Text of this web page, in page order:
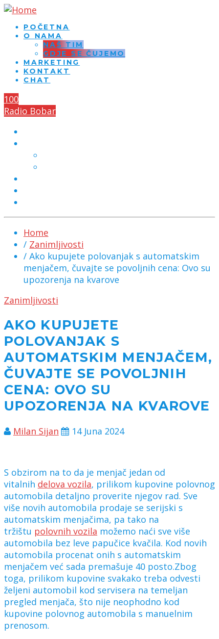
POČETNA
O NAMA
NAŠ TIM
GDJE SE ČUJEMO
MARKETING
KONTAKT
CHAT
100
Radio Bobar
Home
/ Zanimljivosti
/ Ako kupujete polovanjak s automatskim
menjačem, čuvajte se povoljnih cena: Ovo su
upozorenja na kvarove
Zanimljivosti
AKO KUPUJETE
POLOVANJAK S
AUTOMATSKIM MENJAČEM,
ČUVAJTE SE POVOLJNIH
CENA: OVO SU
UPOZORENJA NA KVAROVE
Milan Sijan 14 Juna 2024
S obzirom na to da je menjač jedan od
vitalnih delova vozila, prilikom kupovine polovnog
automobila detaljno proverite njegov rad. Sve
više novih automobila prodaje se serijski s
automatskim menjačima, pa tako na
tržištu polovnih vozila možemo naći sve više
automobila bez leve papučice kvačila. Kod novih
automobila procenat onih s automatskim
menjačem već sada premašuje 40 posto.Zbog
toga, prilikom kupovine svakako treba odvesti
željeni automobil kod servisera na temeljan
pregled menjača, što nije neophodno kod
kupovine polovnog automobila s manuelnim
prenosom.